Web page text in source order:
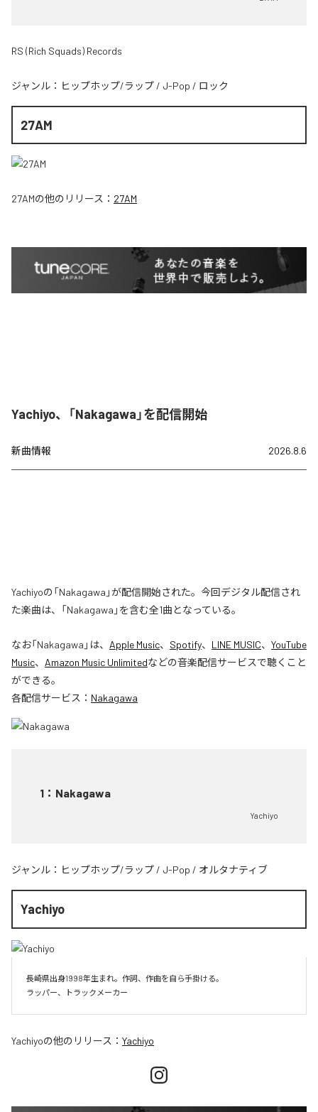
RS (Rich Squads) Records
ジャンル： ヒップホップ/ラップ / J-Pop / ロック
27AM
27AMの他のリリース： 27AM
Yachiyo、「Nakagawa」を配信開始
新曲情報 2026.8.6
Yachiyoの「Nakagawa」が配信開始された。今回デジタル配信され
た楽曲は、「Nakagawa」を含む全1曲となっている。
なお「Nakagawa 」は、 Apple Music、 Spotify、 LINE MUSIC、 YouTube
Music、 Amazon Music Unlimitedなどの音楽配信サービスで聴くこと
ができる。
各配信サービス： Nakagawa
1 ： Nakagawa
Yachiyo
ジャンル： ヒップホップ/ラップ / J-Pop / オルタナティブ
Yachiyo
長崎県出身1998年生まれ。作詞、作曲を自ら手掛ける。
Yachiyoの他のリリース： Yachiyo